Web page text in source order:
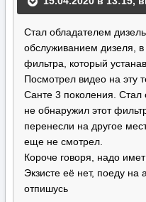
Стал обладателем
обслуживанием дизеля, в
фильтра, который
Посмотрел видео на эту
Санте 3 поколения.
не обнаружил этот
перенесли на другое
еще не смотрел.
Короче говоря, надо
Экзисте её нет, поеду на
отпишусь